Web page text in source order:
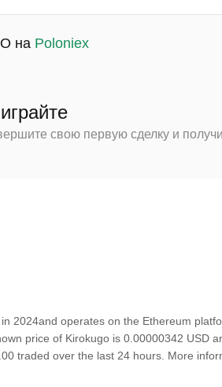
на Poloniex
свою первую сделку и
2024and operates on the Ethereum
price of Kirokugo is 0.00000342 USD
traded over the last 24 hours. More